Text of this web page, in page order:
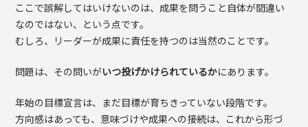
ここで誤解してはいけないのは、成果を問うこと自体が間違い
なのではない、という点です。
むしろ、リーダーが成果に責任を持つのは当然のことです。
問題は、その問いがいつ投げかけられているかにあります。
年始の目標宣言は、まだ目標が育ちきっていない段階です。
方向感はあっても、意味づけや成果への接続は、これから形づ